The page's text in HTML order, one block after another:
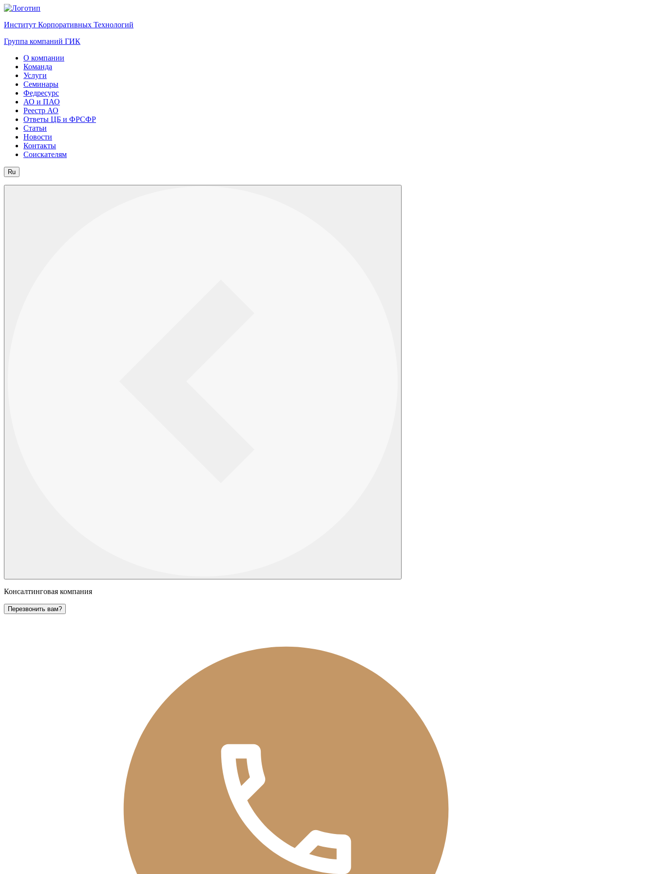
Институт Корпоративных Технологий
Группа компаний ГИК
О компании
Команда
Услуги
Семинары
Федресурс
АО и ПАО
Реестр АО
Ответы ЦБ и ФРСФР
Статьи
Новости
Контакты
Соискателям
Ru
Консалтинговая компания
Перезвонить вам?